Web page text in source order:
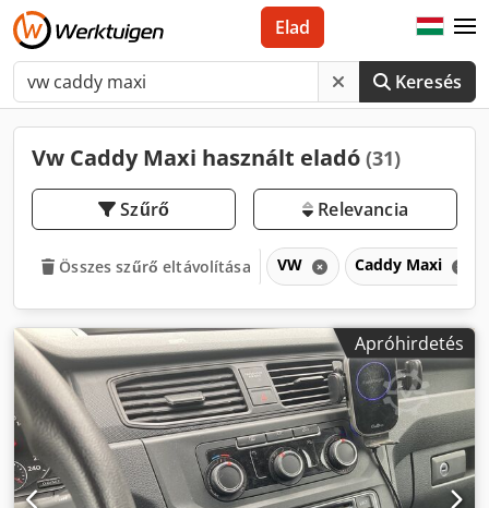
Keresés
Elad
Vw Caddy Maxi használt eladó (31)
Szűrő Relevancia
Összes szűrő eltávolítása VW Caddy Maxi
Apróhirdetés